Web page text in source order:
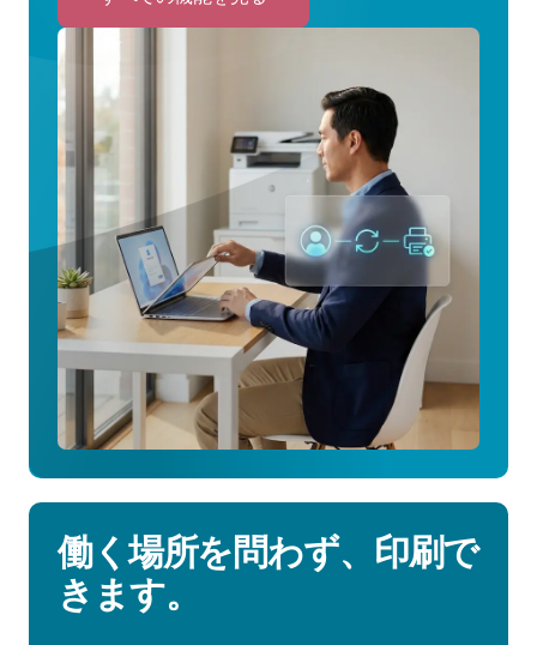
to
の
機
能
を
見
る
働く場所を問わず、印刷で
きます。